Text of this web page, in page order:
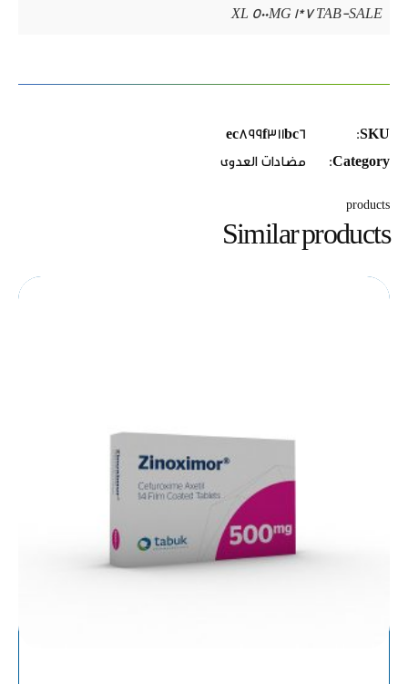
XL 500MG 1*7 TAB-SALE
SKU:
ec899f311bc6
Category:
مضادات العدوى
products
Similar products